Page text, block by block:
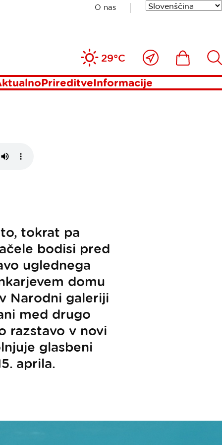
O nas
29°C
Blizu
mene
Ikona Išči
PrireditveInformacije
V
tokrat pa
bodisi pred
uglednega
domu
Narodni galeriji
med drugo
razstavo v novi
glasbeni
aprila.